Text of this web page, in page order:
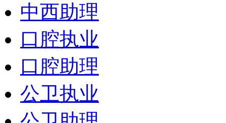
中西助理
口腔执业
口腔助理
公卫执业